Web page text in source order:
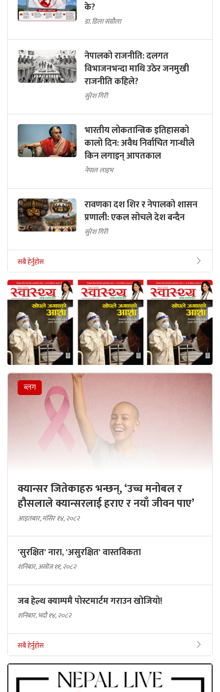
के?
डा. डिला संग्रौला
नेपालको राजनीति: दलगत
विभाजनभन्दा माथि उठेर जनमुखी
राजनीति कहिले?
सुरेश गिरी
भारतीय लोकतान्त्रिक इतिहासको
कालो दिन: अवैध निर्वाचित गान्धीले
किन लगाइन् आपतकाल
नेपाल लाइभ
रावणका दश शिर र नेपालको शासन
प्रणाली: एकल सोचले देश बन्दैन
सुरेश गिरी
सबै हेर्नुहोस
ब्लग
क्यान्सर जितेकाहरु भन्छन्, ‘उच्च मनोबल र
हौसलाले क्यान्सरलाई हराए र नयाँ जीवन पाए’
आइतबार, मंसिर १४, २०८२
'सुरक्षित' नारा, 'असुरक्षित' वास्तविकता
शनिबार, असोज ११, २०८२
जब हेल्थ क्याम्पमै पोस्टमार्टम गराउन खोजियो!
शनिबार, भदौ १४, २०८२
सबै हेर्नुहोस